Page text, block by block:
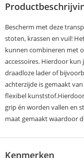
Bescherm met deze
stoten, krassen en vuil!
kunnen combineren met
accessoires. Hierdoor
draadloze lader of
achterzijde is gemaakt
flexibel
grip én worden vallen en
maat gemaakt waardoor
Kenmerken